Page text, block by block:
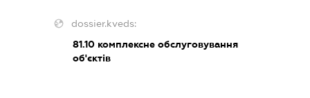
dossier.kveds:
81.10комплексне обслуговування
об'єктів